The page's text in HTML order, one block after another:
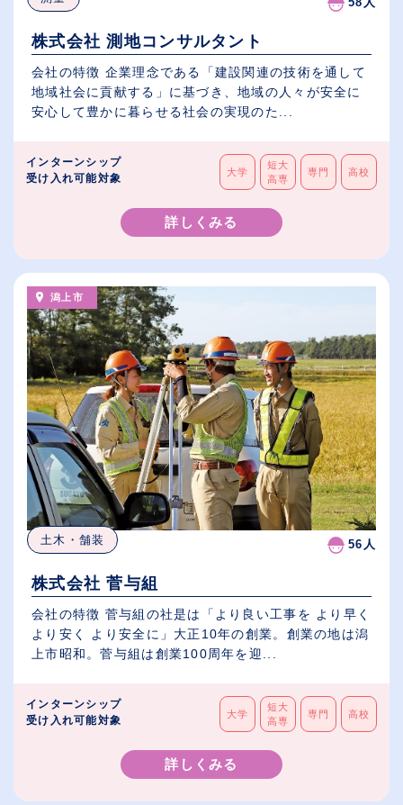
株式会社 測地コンサルタント
会社の特徴 企業理念である「建設関連の技術を通して
地域社会に貢献する」に基づき、地域の人々が安全に
安心して豊かに暮らせる社会の実現のた...
インターンシップ
受け入れ可能対象
大学
短大
高専
専門 高校
詳しくみる
潟上市
土木・舗装 56人
株式会社 菅与組
会社の特徴 菅与組の社是は「より良い工事を より早く
より安く より安全に」大正10年の創業。創業の地は潟
上市昭和。菅与組は創業100周年を迎...
インターンシップ
受け入れ可能対象
大学
短大
高専
専門 高校
詳しくみる